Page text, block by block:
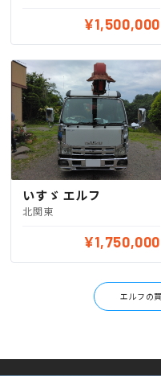
¥1,500,000
いすゞ エルフ
北関東
¥1,750,000
エルフの